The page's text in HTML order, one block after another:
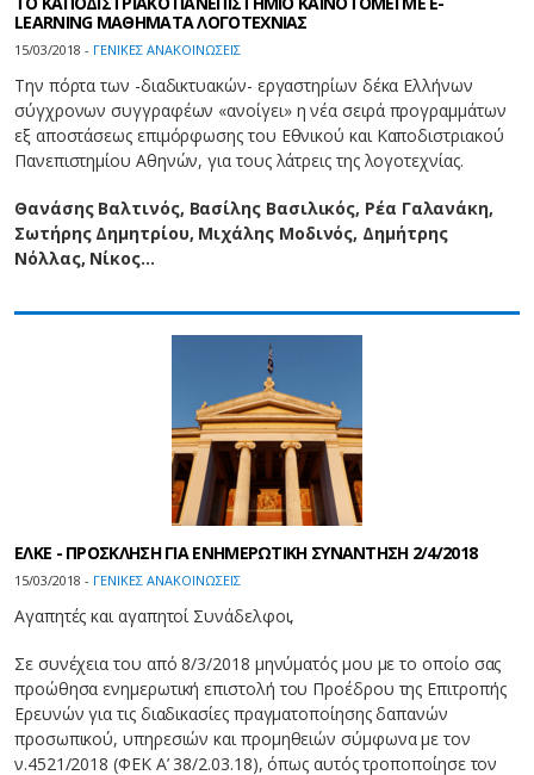
LEARNING ΜΑΘΗΜΑΤΑ ΛΟΓΟΤΕΧΝΙΑΣ
15/03/2018 - ΓΕΝΙΚΕΣ ΑΝΑΚΟΙΝΩΣΕΙΣ
Την πόρτα των -διαδικτυακών- εργαστηρίων δέκα Ελλήνων
σύγχρονων συγγραφέων «ανοίγει» η νέα σειρά προγραμμάτων
εξ αποστάσεως επιμόρφωσης του Εθνικού και Καποδιστριακού
Πανεπιστημίου Αθηνών, για τους λάτρεις της λογοτεχνίας.
Θανάσης Βαλτινός, Βασίλης Βασιλικός, Ρέα Γαλανάκη,
Σωτήρης Δημητρίου, Μιχάλης Μοδινός, Δημήτρης
Νόλλας, Νίκος…
ΕΛΚΕ - ΠΡΟΣΚΛΗΣΗ ΓΙΑ ΕΝΗΜΕΡΩΤΙΚΗ ΣΥΝΑΝΤΗΣΗ 2/4/2018
15/03/2018 - ΓΕΝΙΚΕΣ ΑΝΑΚΟΙΝΩΣΕΙΣ
Αγαπητές και αγαπητοί Συνάδελφοι,
Σε συνέχεια του από 8/3/2018 μηνύματός μου με το οποίο σας
προώθησα ενημερωτική επιστολή του Προέδρου της Επιτροπής
Ερευνών για τις διαδικασίες πραγματοποίησης δαπανών
προσωπικού, υπηρεσιών και προμηθειών σύμφωνα με τον
ν.4521/2018 (ΦΕΚ Α’ 38/2.03.18), όπως αυτός τροποποίησε τον